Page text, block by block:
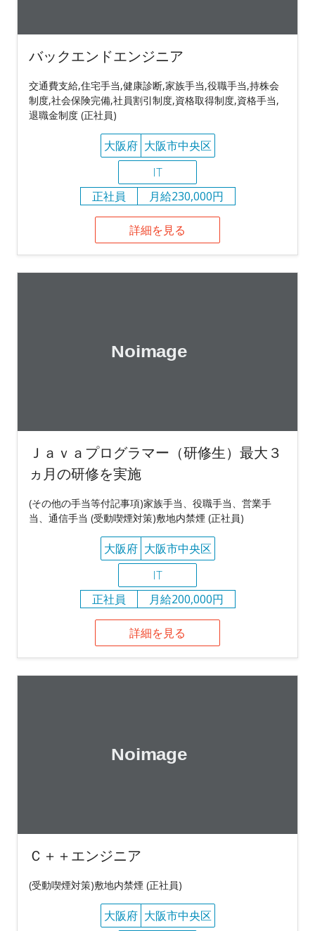
バックエンドエンジニア
交通費支給,住宅手当,健康診断,家族手当,役職手当,持株会
制度,社会保険完備,社員割引制度,資格取得制度,資格手当,
退職金制度 (正社員)
大阪府 大阪市中央区
IT
正社員
月給230,000円
詳細を見る
Ｊａｖａプログラマー（研修生）最大３
ヵ月の研修を実施
(その他の手当等付記事項)家族手当、役職手当、営業手
当、通信手当 (受動喫煙対策)敷地内禁煙 (正社員)
大阪府 大阪市中央区
IT
正社員
月給200,000円
詳細を見る
Ｃ＋＋エンジニア
(受動喫煙対策)敷地内禁煙 (正社員)
大阪府 大阪市中央区